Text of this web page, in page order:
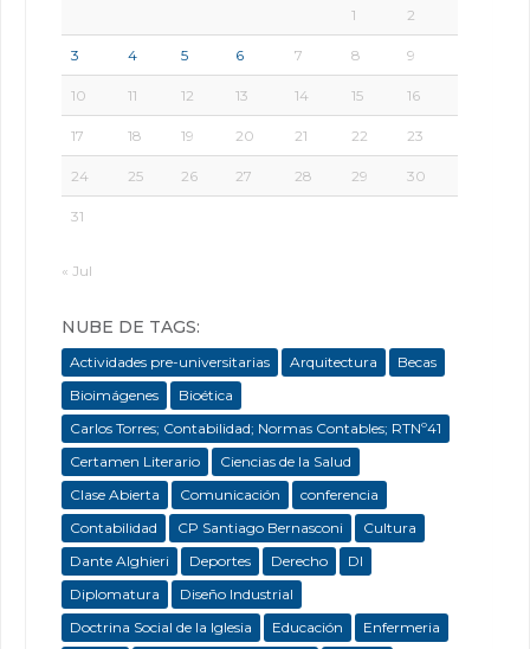
1 2
3 4 5 6 7 8 9
10 11 12 13 14 15 16
17 18 19 20 21 22 23
24 25 26 27 28 29 30
31
« Jul
NUBE DE TAGS:
Actividades pre-universitarias Arquitectura
Becas
Bioimágenes
Bioética
Carlos Torres; Contabilidad; Normas Contables; RTNº41
Certamen Literario
Ciencias de la Salud
Clase Abierta
Comunicación
conferencia
Contabilidad
CP Santiago Bernasconi
Cultura
Dante Alghieri
Deportes Derecho
DI
Diplomatura
Diseño Industrial
Doctrina Social de la Iglesia
Educación
Enfermeria